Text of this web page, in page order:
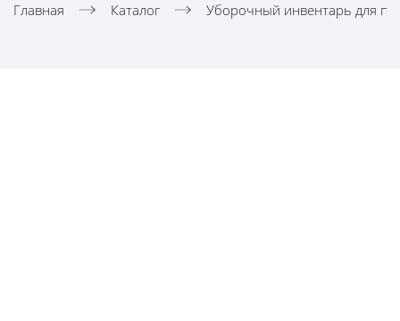
Главная Каталог Уборочный инвентарь для